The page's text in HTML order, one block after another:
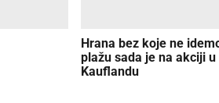
Hrana bez koje ne
plažu sada je na akciji u
Kauflandu